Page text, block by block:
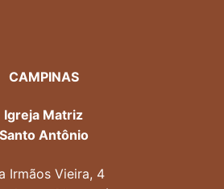
CAMPINAS
Igreja Matriz
Santo Antônio
Irmãos Vieira, 4